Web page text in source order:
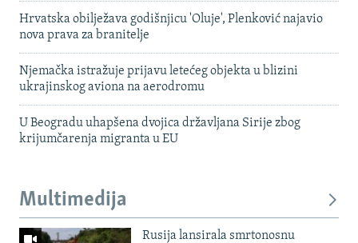
Hrvatska obilježava godišnjicu 'Oluje', Plenković najavio
nova prava za branitelje
Njemačka istražuje prijavu letećeg objekta u blizini
ukrajinskog aviona na aerodromu
U Beogradu uhapšena dvojica državljana Sirije zbog
krijumčarenja migranta u EU
Multimedija
Rusija lansirala smrtonosnu